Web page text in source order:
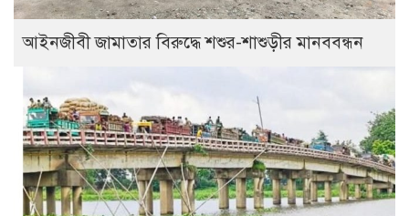
আইনজীবী জামাতার বিরুদ্ধে শশুর-শাশুড়ীর মানববন্ধন